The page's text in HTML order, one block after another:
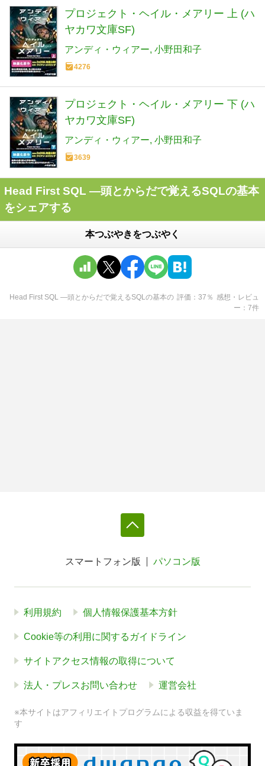
プロジェクト・ヘイル・メアリー 上 (ハ
ヤカワ文庫SF)
アンディ・ウィアー 小野田和子
4276
プロジェクト・ヘイル・メアリー 下 (ハ
ヤカワ文庫SF)
アンディ・ウィアー 小野田和子
3639
Head First SQL ―頭とからだで覚えるSQLの基本
をシェアする
本つぶやきをつぶやく
Head First SQL ―頭とからだで覚えるSQLの基本の 評価 37 ％ 感想・レビュ
ー
7件
スマートフォン版 パソコン版
利用規約 個人情報保護基本方針
Cookie等の利用に関するガイドライン
サイトアクセス情報の取得について
法人・プレスお問い合わせ 運営会社
※本サイトはアフィリエイトプログラムによる収益を得ていま
す